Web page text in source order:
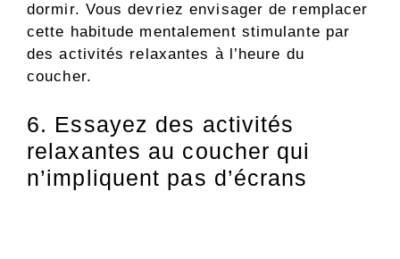
dormir. Vous devriez envisager de remplacer
cette habitude mentalement stimulante par
des activités relaxantes à l’heure du
coucher.
6. Essayez des activités
relaxantes au coucher qui
n’impliquent pas d’écrans